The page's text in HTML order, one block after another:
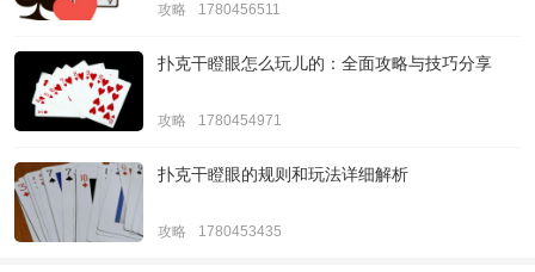
攻略 1780456511
扑克干瞪眼怎么玩儿的：全面攻略与技巧分享
攻略 1780454971
扑克干瞪眼的规则和玩法详细解析
攻略 1780453435